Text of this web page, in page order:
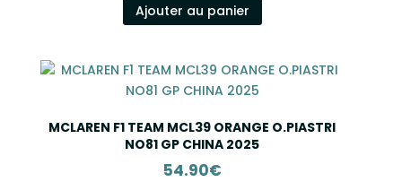
Ajouter au panier
MCLAREN F1 TEAM MCL39 ORANGE O.PIASTRI
NO81 GP CHINA 2025
54.90€